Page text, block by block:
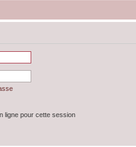
ligne pour cette session